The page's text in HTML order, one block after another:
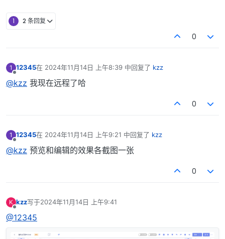
1 2 条回复
0
1 12345在 2024年11月14日 上午8:39 中回复了 kzz
最后由 编辑
@kzz 我现在远程了哈
0
1 12345在 2024年11月14日 上午9:21 中回复了 kzz
最后由 编辑
@kzz 预览和编辑的效果各截图一张
0
K kzz写于2024年11月14日 上午9:41
最后由 编辑
@12345